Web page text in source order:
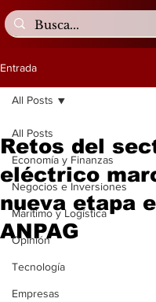
Entrada
All Posts
Economía y Finanzas
Negocios e Inversiones
Marítimo y Logística
Opinión
Tecnología
Empresas
All Posts
Retos del
eléctrico
nueva etapa
ANPAG